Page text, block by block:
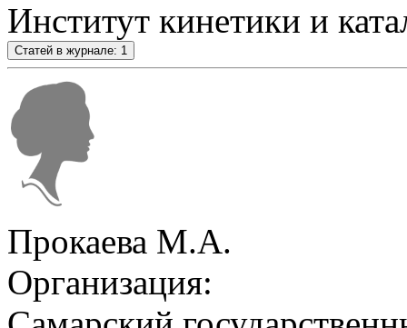
Институт кинетики и
Статей в журнале: 1
Прокаева М.А.
Организация: